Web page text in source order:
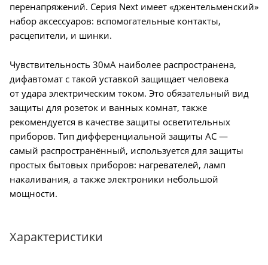
перенапряжений. Серия Next имеет «джентельменский»
набор аксессуаров: вспомогательные контакты,
расцепители, и шинки.
Чувствительность 30мА наиболее распространена,
дифавтомат с такой уставкой защищает человека
от удара электрическим током. Это обязательный вид
защиты для розеток и ванных комнат, также
рекомендуется в качестве защиты осветительных
приборов. Тип дифференциальной защиты AC —
самый распространённый, используется для защиты
простых бытовых приборов: нагревателей, ламп
накаливания, а также электроники небольшой
мощности.
Характеристики